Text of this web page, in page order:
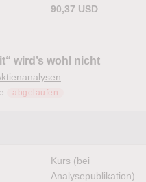
90,37 USD
wird’s wohl nicht
abgelaufen
Kurs (bei
Analysepublikation)